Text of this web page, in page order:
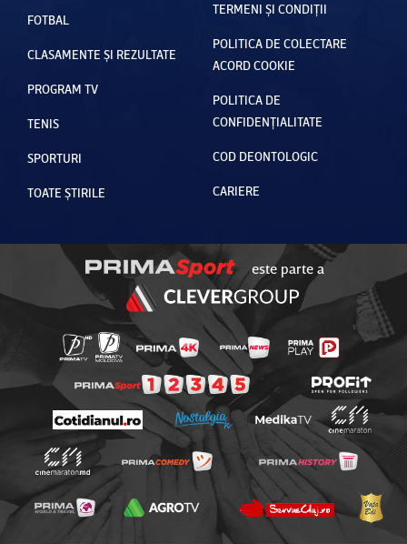
FOTBAL
CLASAMENTE ȘI REZULTATE
PROGRAM TV
TENIS
SPORTURI
TOATE ȘTIRILE
TERMENI ȘI CONDIȚII
POLITICA DE COLECTARE
ACORD COOKIE
POLITICA DE
CONFIDENȚIALITATE
COD DEONTOLOGIC
CARIERE
este parte a